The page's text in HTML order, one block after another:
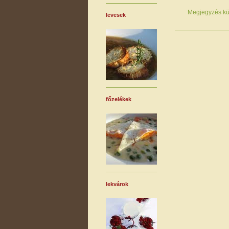
Megjegyzés
levesek
főzelékek
lekvárok